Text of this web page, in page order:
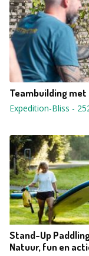
Teambuilding
Expedition-Bliss -
Stand-Up
Natuur, fun en